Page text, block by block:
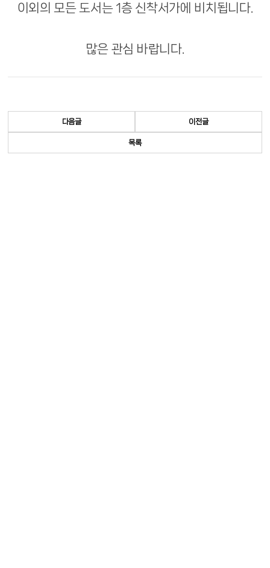
이외의 모든 도서는 1층 신착서가에 비치됩니다.
많은 관심 바랍니다.
다음글 이전글
목록